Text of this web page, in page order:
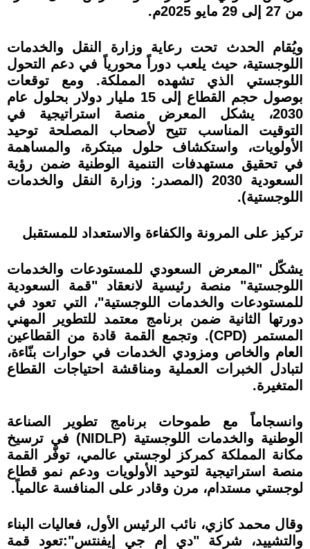
من 27 إلى 29 مايو 2025م.
ويُقام الحدث تحت رعاية وزارة النقل والخدمات
اللوجستية، حيث يلعب دوراً محورياً في دعم التحول
اللوجستي الذي تشهده المملكة. ومع توقعات
بوصول حجم القطاع إلى 15 مليار دولار بحلول عام
2030، يشكل المعرض منصة استراتيجية في
التوقيت المناسب تتيح لأصحاب المصلحة توحيد
الأولويات، واستكشاف حلول مبتكرة، والمساهمة
في تحقيق مستهدفات التنمية الوطنية ضمن رؤية
السعودية 2030 (المصدر: وزارة النقل والخدمات
اللوجستية).
تركيز على المرونة والكفاءة والاستعداد للمستقبل
يشكّل "المعرض السعودي للمستودعات والخدمات
اللوجستية" منصة رئيسية لانعقاد "قمة السعودية
للمستودعات والخدمات اللوجستية"، التي تعود في
دورتها الثانية ضمن برنامج معتمد للتطوير المهني
المستمر (CPD). وتجمع القمة قادة من القطاعين
العام والخاص ومزودي الخدمات في حوارات بنّاءة،
لتبادل الخبرات العملية ومناقشة احتياجات القطاع
المتغيرة.
وانسجاماً مع طموحات برنامج تطوير الصناعة
الوطنية والخدمات اللوجستية (NIDLP) في ترسيخ
مكانة المملكة كمركز لوجستي عالمي، توفّر القمة
منصة استراتيجية لتوحيد الأولويات ودعم نمو قطاع
لوجستي مستدام، مرن وقادر على المنافسة عالمياً.
وقال محمد كازي، نائب الرئيس الأول، فعاليات البناء
والتشييد، شركة "دي إم جي إيفنتس":تعود قمة